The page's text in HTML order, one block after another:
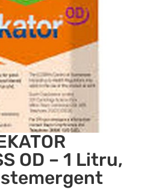
OD – 1 Litru,